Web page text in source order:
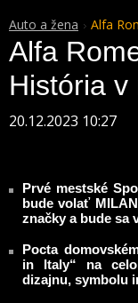
Auto a žena Alfa
Alfa
História v
20.12.2023 10:27
Prvé mestské
bude volať
značky a bude sa
Pocta
in Italy“ na
dizajnu, symbolu